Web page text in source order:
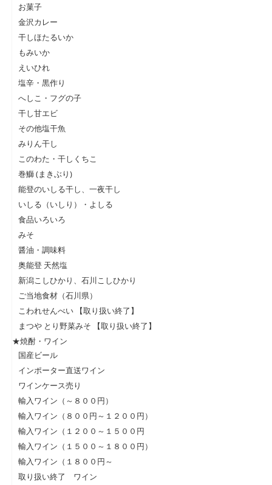
お菓子
金沢カレー
干しほたるいか
もみいか
えいひれ
塩辛・黒作り
へしこ・フグの子
干し甘エビ
その他塩干魚
みりん干し
このわた・干しくちこ
巻鰤 (まきぶり)
能登のいしる干し、一夜干し
いしる（いしり）・よしる
食品いろいろ
みそ
醤油・調味料
奥能登 天然塩
新潟こしひかり、石川こしひかり
ご当地食材（石川県）
こわれせんべい 【取り扱い終了】
まつや とり野菜みそ 【取り扱い終了】
★焼酎・ワイン
国産ビール
インポーター直送ワイン
ワインケース売り
輸入ワイン（～８００円）
輸入ワイン（８００円～１２００円）
輸入ワイン（１２００～１５００円
輸入ワイン（１５００～１８００円）
輸入ワイン（１８００円～
取り扱い終了 ワイン